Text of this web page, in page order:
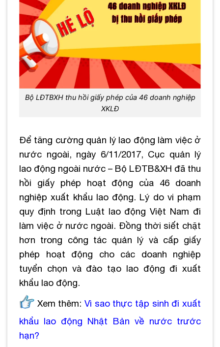
Bộ LĐTBXH thu hồi giấy phép của 46 doanh nghiệp
XKLĐ
Để tăng cường quản lý lao động làm việc ở
nước ngoài, ngày 6/11/2017, Cục quản lý
lao động ngoài nước – Bộ LĐTB&XH đã thu
hồi giấy phép hoạt động của 46 doanh
nghiệp xuất khẩu lao động. Lý do vi phạm
quy định trong Luật lao động Việt Nam đi
làm việc ở nước ngoài. Đồng thời siết chặt
hơn trong công tác quản lý và cấp giấy
phép hoạt động cho các doanh nghiệp
tuyển chọn và đào tạo lao động đi xuất
khẩu lao động.
Xem thêm: Vì sao thực tập sinh đi xuất
khẩu lao động Nhật Bản về nước trước
hạn?